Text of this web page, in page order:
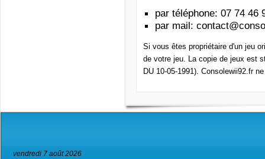
par téléphone: 07 74 46
par mail:
Si vous êtes propriétaire d'un jeu
de votre jeu. La copie de jeux est
DU 10-05-1991). Consolewii92.fr
vendredi 7 août 2026